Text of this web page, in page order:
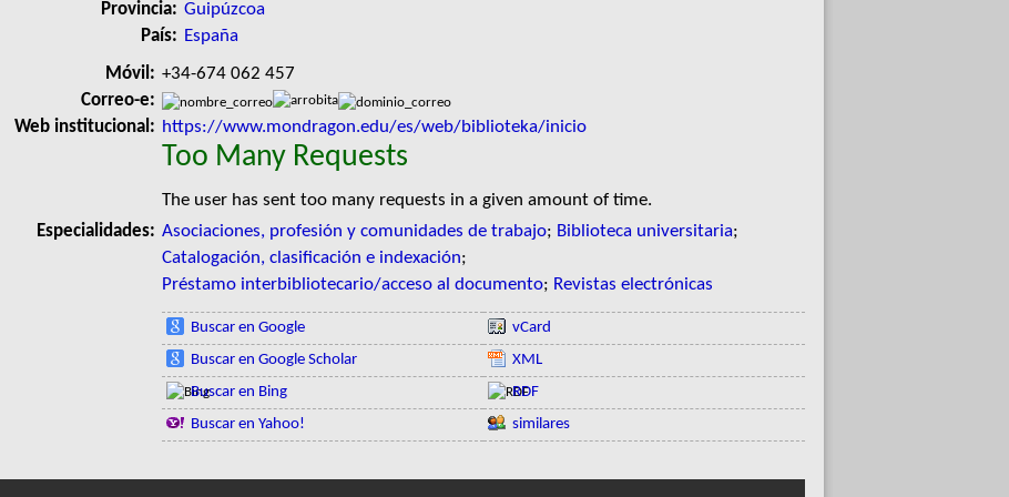
Provincia: Guipúzcoa
País: España
Móvil: +34-674 062 457
Correo-e:
Web institucional: https://www.mondragon.edu/es/web/biblioteka/inicio
Too Many Requests
The user has sent too many requests in a given amount of time.
Especialidades: Asociaciones, profesión y comunidades de trabajo; Biblioteca universitaria;
Catalogación, clasificación e indexación;
Préstamo interbibliotecario/acceso al documento; Revistas electrónicas
Buscar en Google
Buscar en Google Scholar
Buscar en Bing
Buscar en Yahoo!
vCard
XML
RDF
similares